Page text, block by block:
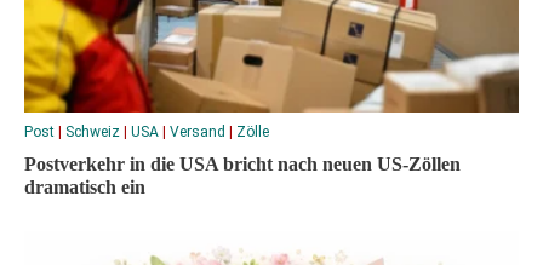
Post | Schweiz | USA | Versand | Zölle
Postverkehr in die USA bricht nach neuen US-Zöllen
dramatisch ein